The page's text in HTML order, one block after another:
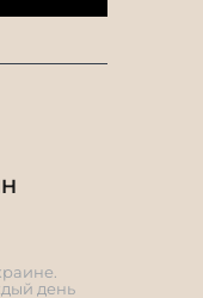
день